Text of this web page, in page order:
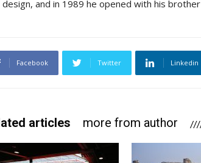
and in 1989 he opened with his
Facebook Twitter Linkedin
articles more from author